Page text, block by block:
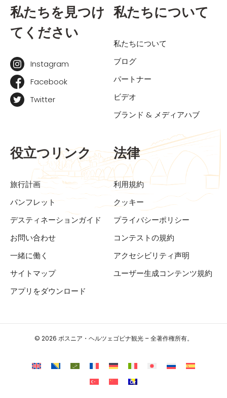
私たちを見つけ
てください
Instagram
Facebook
Twitter
私たちについて
私たちについて
ブログ
パートナー
ビデオ
ブランド & メディアハブ
役立つリンク
旅行計画
パンフレット
デスティネーションガイド
お問い合わせ
一緒に働く
サイトマップ
アプリをダウンロード
法律
利用規約
クッキー
プライバシーポリシー
コンテストの規約
アクセシビリティ声明
ユーザー生成コンテンツ規約
© 2026 ボスニア・ヘルツェゴビナ観光 – 全著作権所有。